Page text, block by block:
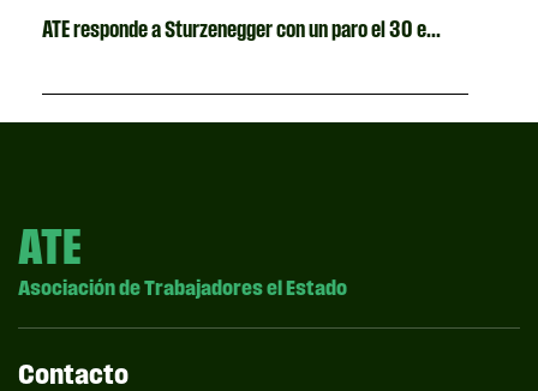
ATE responde a Sturzenegger con un paro el 30 e...
ATE
Asociación de Trabajadores el Estado
Contacto